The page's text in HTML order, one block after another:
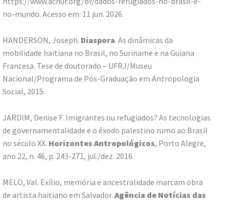
no-mundo. Acesso em: 11 jun. 2026.
HANDERSON, Joseph. Diaspora. As dinâmicas da
mobilidade haitiana no Brasil, no Suriname e na Guiana
Francesa. Tese de doutorado – UFRJ/Museu
Nacional/Programa de Pós-Graduação em Antropologia
Social, 2015.
JARDIM, Denise F. Imigrantes ou refugiados? As tecnologias
de governamentalidade e o êxodo palestino rumo ao Brasil
no século XX. Horizontes Antropológicos, Porto Alegre,
ano 22, n. 46, p. 243-271, jul./dez. 2016.
MELO, Val. Exílio, memória e ancestralidade marcam obra
de artista haitiano em Salvador. Agência de Notícias das